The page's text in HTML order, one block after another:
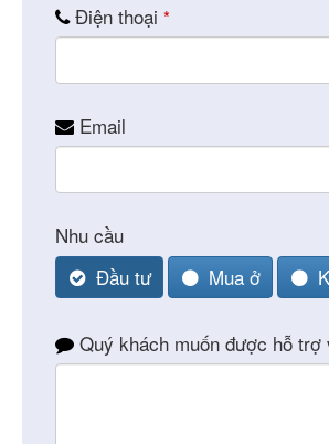
Điện thoại *
Email
Nhu cầu
Đầu tư
Mua ở
Quý khách muốn được hỗ trợ